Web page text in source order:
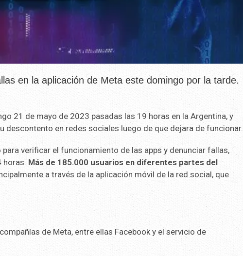
en la aplicación de Meta este domingo por la tarde.
21 de mayo de 2023 pasadas las 19 horas en la Argentina, y
en redes sociales luego de que dejara de funcionar.
verificar el funcionamiento de las apps y denunciar fallas,
horas. Más de 185.000 usuarios en diferentes partes del
a través de la aplicación móvil de la red social, que
de Meta, entre ellas Facebook y el servicio de